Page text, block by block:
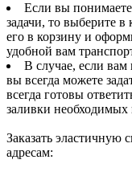
Если вы
задачи, то выберите в
его в корзину и
удобной вам
В случае, если
вы всегда можете
всегда готовы
заливки
Заказать
адресам: